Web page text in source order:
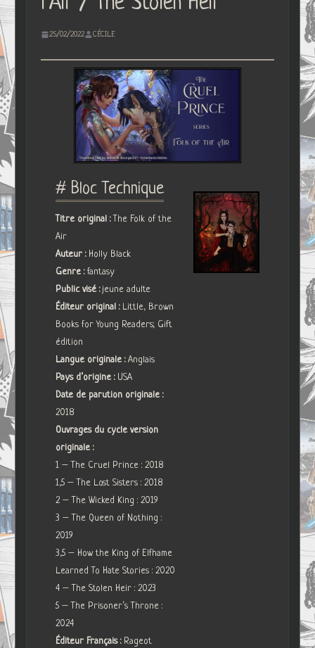
25/02/2022 CÉCILE
# Bloc Technique
Titre original : The Folk of the
Air
Auteur : Holly Black
Genre :fantasy
Public visé :jeune adulte
Éditeur original : Little, Brown
Books for Young Readers; Gift
édition
Langue originale :Anglais
Pays d’origine : USA
Date de parution originale :
2018
Ouvrages du cycle version
originale :
1 – The Cruel Prince : 2018
1,5 – The Lost Sisters : 2018
2 – The Wicked King : 2019
3 – The Queen of Nothing :
2019
3,5 – How the King of Elfhame
Learned To Hate Stories : 2020
4 – The Stolen Heir : 2023
5 – The Prisoner’s Throne :
2024
Éditeur Français : Rageot